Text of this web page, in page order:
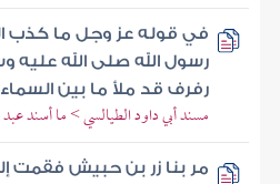
في قوله عز وجل ما كذب
رسول الله صلى الله
رفرف قد ملأ ما بين السماء
مسند أبي داود الطيالسي > ما أسند
مر بنا زر بن حبيش فقمت